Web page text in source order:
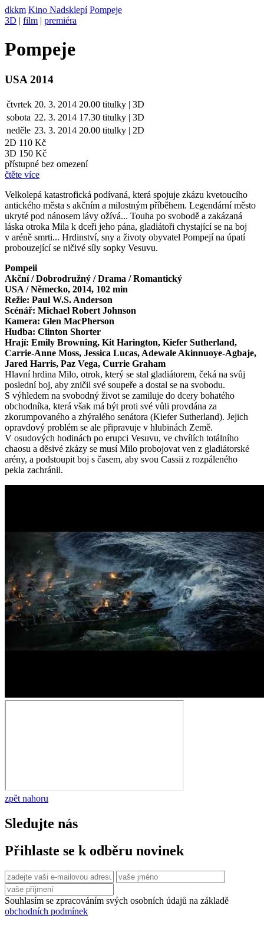
dkkm Kino Nadsklepí Pompeje
3D | film | premiéra
Pompeje
USA 2014
čtvrtek 20. 3. 2014 20.00 titulky | 3D
sobota 22. 3. 2014 17.30 titulky | 3D
neděle 23. 3. 2014 20.00 titulky | 2D
2D 110 Kč
3D 150 Kč
přístupné bez omezení
čtěte více
Velkolepá katastrofická podívaná, která spojuje zkázu kvetoucího
antického města s akčním a milostným příběhem. Legendární město
ukryté pod nánosem lávy ožívá... Touha po svobodě a zakázaná
láska otroka Mila k dceři jeho pána, gladiátoři chystající se na boj
v aréně smrti... Hrdinství, sny a životy obyvatel Pompejí na úpatí
probouzející se ničivé síly sopky Vesuvu.
Pompeii
Akční / Dobrodružný / Drama / Romantický
USA / Německo, 2014, 102 min
Režie: Paul W.S. Anderson
Scénář: Michael Robert Johnson
Kamera: Glen MacPherson
Hudba: Clinton Shorter
Hrají: Emily Browning, Kit Harington, Kiefer Sutherland,
Carrie-Anne Moss, Jessica Lucas, Adewale Akinnuoye-Agbaje,
Jared Harris, Paz Vega, Currie Graham
Hlavní hrdina Milo, otrok, který se stal gladiátorem, čeká na svůj
poslední boj, aby zničil své soupeře a dostal se na svobodu.
S výhledem na svobodný život se zamiluje do dcery bohatého
obchodníka, která však má být proti své vůli provdána za
zkorumpovaného a zhýralého senátora (Kiefer Sutherland). Jejich
opravdový problém se ale připravuje v hlubinách Země.
V osudových hodinách po erupci Vesuvu, ve chvílích totálního
chaosu a děsivé zkázy se musí Milo probojovat ven z gladiátorské
arény, a podstoupit boj s časem, aby svou Cassii z rozpáleného
pekla zachránil.
zpět nahoru
Sledujte nás
Přihlaste se k odběru novinek
Souhlasím se zpracováním svých osobních údajů na základě
obchodních podmínek